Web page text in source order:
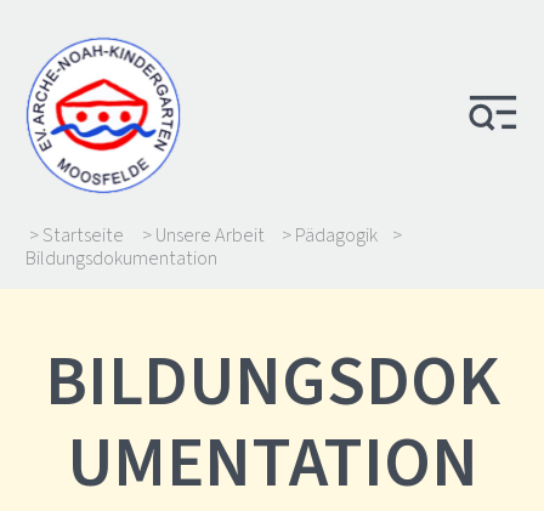
> Startseite > Unsere Arbeit > Pädagogik
>
Bildungsdokumentation
BILDUNGSDOK
UMENTATION